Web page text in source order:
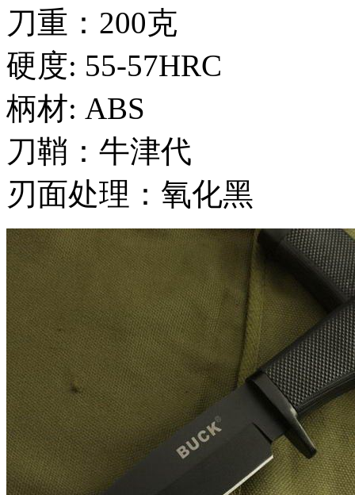
刀重：200克
硬度: 55-57HRC
柄材: ABS
刀鞘：牛津代
刃面处理：氧化黑